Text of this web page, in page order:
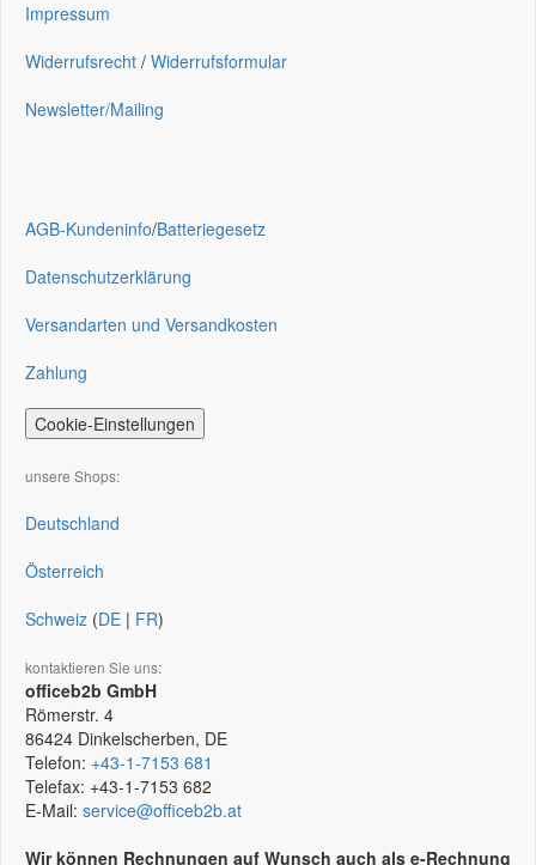
Impressum
Widerrufsrecht / Widerrufsformular
Newsletter/Mailing
AGB-Kundeninfo/Batteriegesetz
Datenschutzerklärung
Versandarten und Versandkosten
Zahlung
Cookie-Einstellungen
unsere Shops:
Deutschland
Österreich
Schweiz (DE | FR)
kontaktieren Sie uns:
officeb2b GmbH
Römerstr. 4
86424 Dinkelscherben, DE
Telefon: +43-1-7153 681
Telefax: +43-1-7153 682
E-Mail: service@officeb2b.at
Wir können Rechnungen auf Wunsch auch als e-Rechnung